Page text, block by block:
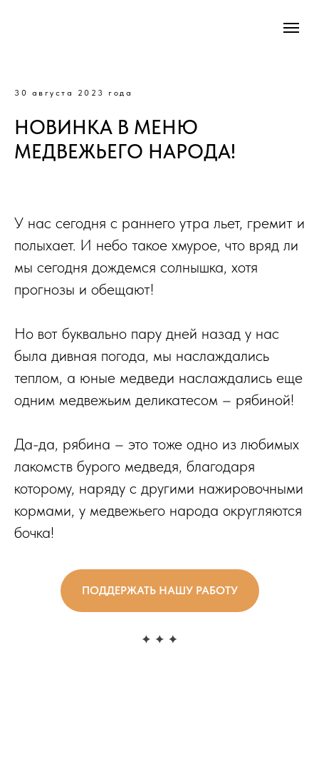
30 августа 2023 года
НОВИНКА В МЕНЮ
МЕДВЕЖЬЕГО НАРОДА!
У нас сегодня с раннего утра льет, гремит и
полыхает. И небо такое хмурое, что вряд ли
мы сегодня дождемся солнышка, хотя
прогнозы и обещают!
Но вот буквально пару дней назад у нас
была дивная погода, мы наслаждались
теплом, а юные медведи наслаждались еще
одним медвежьим деликатесом – рябиной!
Да-да, рябина – это тоже одно из любимых
лакомств бурого медведя, благодаря
которому, наряду с другими нажировочными
кормами, у медвежьего народа округляются
бочка!
ПОДДЕРЖАТЬ НАШУ РАБОТУ